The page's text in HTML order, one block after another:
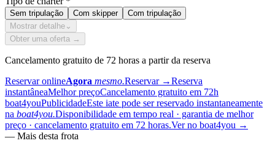
Sem tripulação Com skipper
Com tripulação
Mostrar detalhe ⌄
Obter uma oferta →
Cancelamento gratuito de 72 horas a partir da reserva
Reservar onlineAgora mesmo.Reservar →Reserva
instantâneaMelhor preçoCancelamento gratuito em 72h
boat4youPublicidadeEste iate pode ser reservado instantaneamente
na boat4you.Disponibilidade em tempo real · garantia de melhor
preço · cancelamento gratuito em 72 horas.Ver no boat4you →
— Mais desta frota